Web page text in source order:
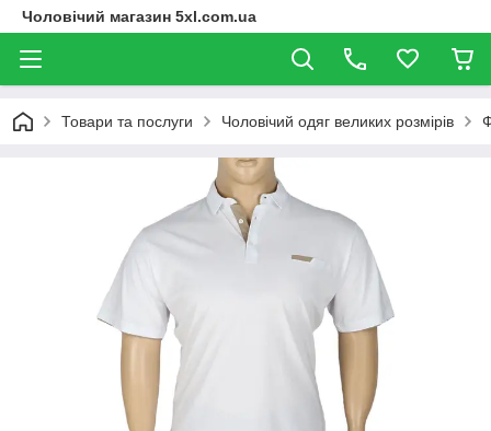
Чоловічий магазин 5xl.com.ua
Товари та послуги Чоловічий одяг великих розмірів